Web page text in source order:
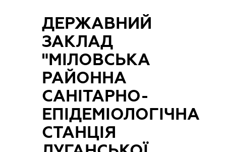
ДЕРЖАВНИЙ
ЗАКЛАД
"МІЛОВСЬКА
РАЙОННА
САНІТАРНО-
ЕПІДЕМІОЛОГІЧНА
СТАНЦІЯ